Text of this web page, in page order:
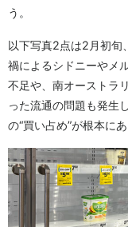
う。
以下写真2点は2月初旬
禍によるシドニーやメ
不足や、南オーストラ
った流通の問題も発生
の“買い占め”が根本に